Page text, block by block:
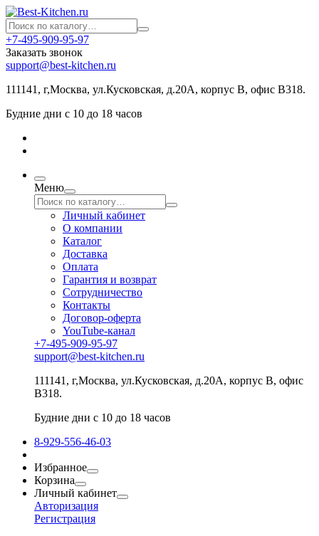
+7-495-909-95-97
Заказать звонок
support@best-kitchen.ru
111141, г,Москва, ул.Кусковская, д.20А, корпус В, офис В318.
Будние дни с 10 до 18 часов
Меню
Личный кабинет
О компании
Каталог
Доставка
Оплата
Гарантия и возврат
Сотрудничество
Контакты
Договор-оферта
YouTube-канал
+7-495-909-95-97
support@best-kitchen.ru
111141, г,Москва, ул.Кусковская, д.20А, корпус В, офис
В318.
Будние дни с 10 до 18 часов
8-929-556-46-03
Избранное
Корзина
Личный кабинет
Авторизация
Регистрация